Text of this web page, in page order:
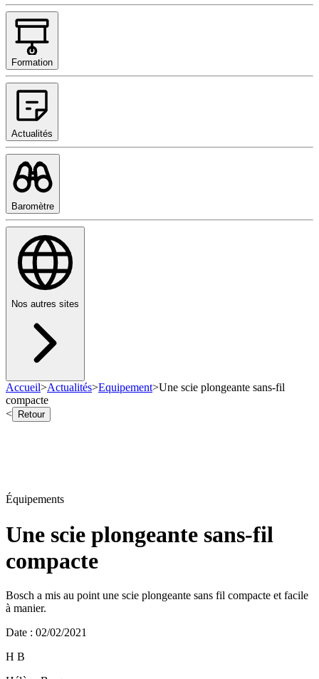
Formation
Actualités
Baromètre
Nos autres sites
Accueil>Actualités>Equipement>Une scie plongeante sans-fil
compacte
<
Retour
Équipements
Une scie plongeante sans-fil
compacte
Bosch a mis au point une scie plongeante sans fil compacte et facile
à manier.
Date : 02/02/2021
H B